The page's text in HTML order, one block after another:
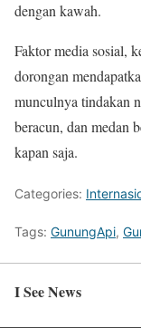
dengan kawah.
Faktor media sosial,
dorongan
munculnya tindakan
beracun, dan medan
kapan saja.
Categories:
Tags: GunungApi,
I See News